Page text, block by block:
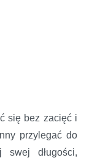
się bez zacięć i
przylegać do
swej długości,